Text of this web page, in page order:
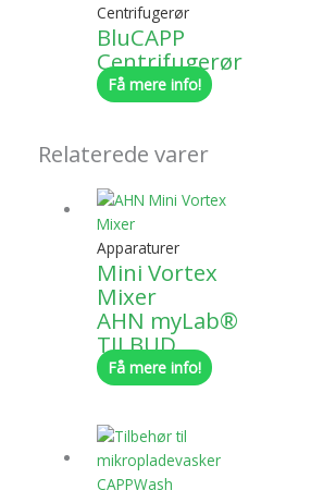
Centrifugerør
BluCAPP
Centrifugerør
Få mere info!
Relaterede varer
Apparaturer
Mini Vortex
Mixer
AHN myLab®
TILBUD
Få mere info!